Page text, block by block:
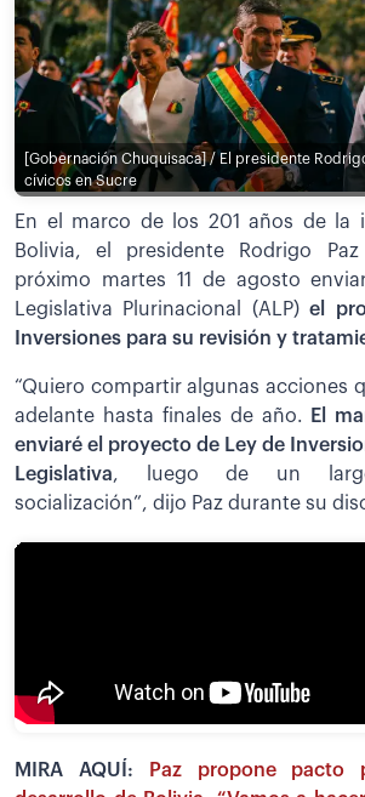
[Gobernación Chuquisaca] / El presidente
cívicos en Sucre
En el marco de los 201 años de la
Bolivia, el presidente Rodrigo
próximo martes 11 de agosto
Legislativa Plurinacional (ALP)el
Inversiones para su revisión y
“Quiero compartir algunas acciones
adelante hasta finales de año.
El
enviaré el proyecto de Ley de
Legislativa, luego de un
socialización”, dijo Paz durante su
MIRA AQUÍ:
Paz propone pacto